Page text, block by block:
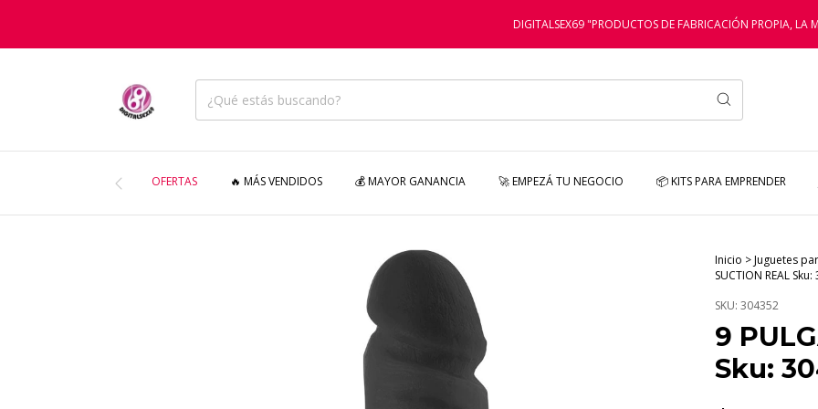
DIGITALSEX69 "PRODUCTOS DE FABRICACIÓN PROPIA, LA
OFERTAS 🔥 MÁS VENDIDOS 💰 MAYOR GANANCIA 🚀 EMPEZÁ TU NEGOCIO 📦 KITS PARA EMPRENDER
Inicio >Juguetes
SUCTION REAL
SKU: 304352
9
Sku: